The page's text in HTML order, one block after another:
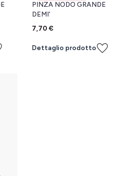
PINZA NODO GRANDE
DEMI'
7,70 €
Dettaglio prodotto